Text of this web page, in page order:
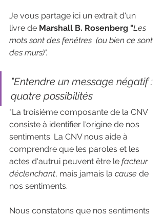
Je vous partage ici un extrait d'un
livre de Marshall B. Rosenberg "Les
mots sont des fenêtres  (ou bien ce sont
des murs)".
"Entendre un message négatif :
quatre possibilités
"La troisième composante de la CNV
consiste à identifier l'origine de nos
sentiments. La CNV nous aide à
comprendre que les paroles et les
actes d'autrui peuvent être le facteur
déclenchant, mais jamais la cause de
nos sentiments.
Nous constatons que nos sentiments